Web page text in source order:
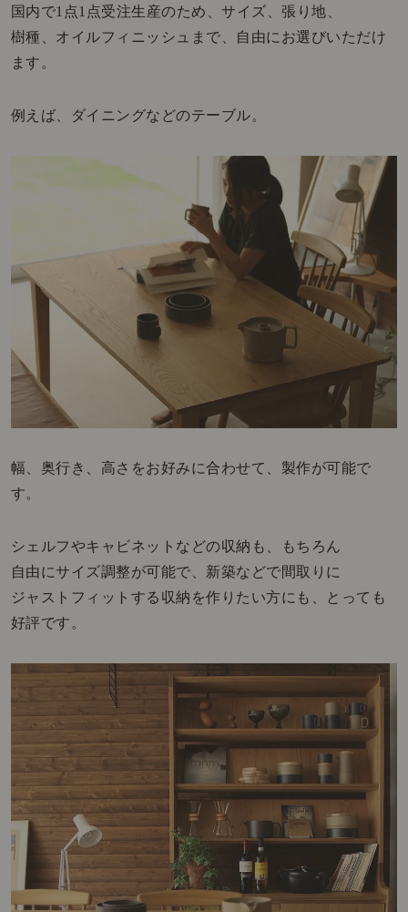
国内で1点1点受注生産のため、サイズ、張り地、
樹種、オイルフィニッシュまで、自由にお選びいただけ
ます。
例えば、ダイニングなどのテーブル。
幅、奥行き、高さをお好みに合わせて、製作が可能で
す。
シェルフやキャビネットなどの収納も、もちろん
自由にサイズ調整が可能で、新築などで間取りに
ジャストフィットする収納を作りたい方にも、とっても
好評です。